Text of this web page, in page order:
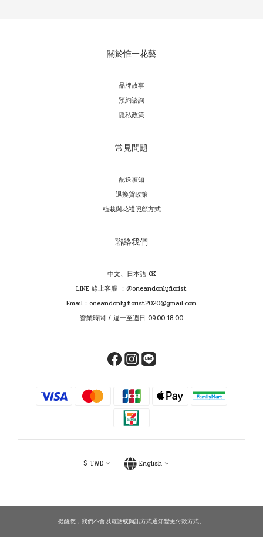
關於惟一花藝
品牌故事
預約諮詢
隱私政策
常見問題
配送須知
退換貨政策
植栽與花禮照顧方式
聯絡我們
中文、日本語 OK
LINE 線上客服 ：@oneandonlyflorist
Email：oneandonly.florist2020@gmail.com
營業時間 / 週一至週日 09:00-18:00
$ TWD English
提醒您，我們不會以電話或簡訊方式通知變更付款方式。